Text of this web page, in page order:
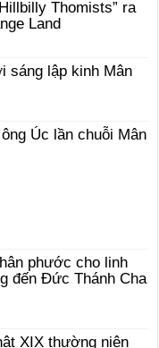
Thomists” ra
Land
sáng lập kinh Mân
Úc lần chuỗi Mân
phước cho linh
đến Đức Thánh Cha
XIX thường niên